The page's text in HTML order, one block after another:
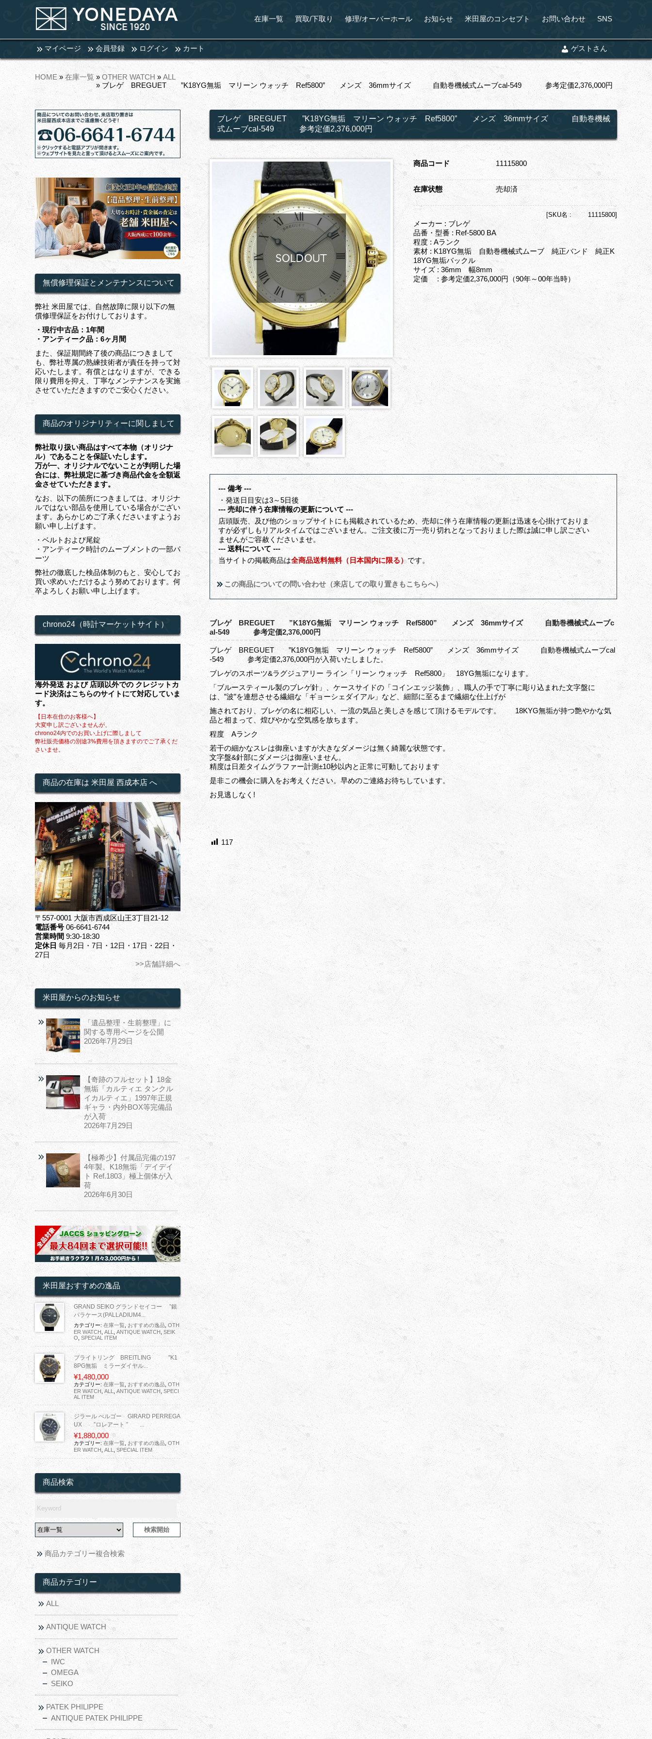
在庫一覧 買取/下取り 修理/オーバーホール お知らせ 米田屋のコンセプト お問い合わせ SNS
マイページ 会員登録 ログイン カート ゲストさん
HOME » 在庫一覧 » OTHER WATCH » ALL
» ブレゲ BREGUET ”K18YG無垢 マリーン ウォッチ Ref5800” メンズ 36mmサイズ 自動巻機械式ムーブcal-549 参考定価2,376,000円
ブレゲ BREGUET ”K18YG無垢 マリーン ウォッチ Ref5800” メンズ 36mmサイズ 自動巻機械
式ムーブcal-549 参考定価2,376,000円
商品コード 11115800
在庫状態 売却済
[SKU名 : 11115800]
メーカー : ブレゲ
品番・型番 : Ref-5800 BA
程度 : Aランク
素材 : K18YG無垢 自動巻機械式ムーブ 純正バンド 純正K
18YG無垢バックル
サイズ : 36mm 幅8mm
定価 : 参考定価2,376,000円（90年～00年当時）
--- 備考 ---
・発送日目安は3～5日後
--- 売却に伴う在庫情報の更新について ---
店頭販売、及び他のショップサイトにも掲載されているため、売却に伴う在庫情報の更新は迅速を心掛けておりま
すが必ずしもリアルタイムではございません。ご注文後に万一売り切れとなっておりました際は誠に申し訳ござい
ませんがご容赦くださいませ。
--- 送料について ---
当サイトの掲載商品は全商品送料無料（日本国内に限る） です。
この商品についての問い合わせ（来店しての取り置きもこちらへ）
ブレゲ BREGUET ”K18YG無垢 マリーン ウォッチ Ref5800” メンズ 36mmサイズ 自動巻機械式ムーブc
al-549 参考定価2,376,000円
ブレゲ BREGUET ”K18YG無垢 マリーン ウォッチ Ref5800” メンズ 36mmサイズ 自動巻機械式ムーブcal
-549 参考定価2,376,000円が入荷いたしました。
ブレゲのスポーツ&ラグジュアリー ライン「リーン ウォッチ Ref5800」 18YG無垢になります。
「ブルースティール製のブレゲ針」、ケースサイドの「コインエッジ装飾」、職人の手で丁寧に彫り込まれた文字盤に
は、”波”を連想させる繊細な「ギョーシェダイアル」など、細部に至るまで繊細な仕上げが
施されており、ブレゲの名に相応しい、一流の気品と美しさを感じて頂けるモデルです。 18KYG無垢が持つ艶やかな気
品と相まって、煌びやかな空気感を放ちます。
程度 Aランク
若干の細かなスレは御座いますが大きなダメージは無く綺麗な状態です。
文字盤&針部にダメージは御座いません。
精度は日差タイムグラファー計測±10秒以内と正常に可動しております
是非この機会に購入をお考えください。早めのご連絡お待ちしています。
お見逃しなく!
117
無償修理保証とメンテナンスについて
弊社 米田屋では、自然故障に限り以下の無
償修理保証をお付けしております。
・現行中古品：1年間
・アンティーク品：6ヶ月間
また、保証期間終了後の商品につきまして
も、弊社専属の熟練技術者が責任を持って対
応いたします。有償とはなりますが、できる
限り費用を抑え、丁寧なメンテナンスを実施
させていただきますのでご安心ください。
商品のオリジナリティーに関しまして
弊社取り扱い商品はすべて本物（オリジナ
ル）であることを保証いたします。
万が一、オリジナルでないことが判明した場
合には、弊社規定に基づき商品代金を全額返
金させていただきます。
なお、以下の箇所につきましては、オリジナ
ルではない部品を使用している場合がござい
ます。あらかじめご了承くださいますようお
願い申し上げます。
・ベルトおよび尾錠
・アンティーク時計のムーブメントの一部パ
ーツ
弊社の徹底した検品体制のもと、安心してお
買い求めいただけるよう努めております。何
卒よろしくお願い申し上げます。
chrono24（時計マーケットサイト）
海外発送 および 店頭以外での クレジットカ
ード決済はこちらのサイトにて対応していま
す。
【日本在住のお客様へ】
大変申し訳ございませんが、
chrono24内でのお買い上げに際しまして
弊社販売価格の別途3%費用を頂きますのでご了承くだ
さいませ。
商品の在庫は 米田屋 西成本店 へ
〒557-0001 大阪市西成区山王3丁目21-12
電話番号 06-6641-6744
営業時間 9:30-18:30
定休日 毎月2日・7日・12日・17日・22日・
27日
>>店舗詳細へ
米田屋からのお知らせ
「遺品整理・生前整理」に
関する専用ページを公開
2026年7月29日
【奇跡のフルセット】18金
無垢「カルティエ タンクル
イカルティエ」1997年正規
ギャラ・内外BOX等完備品
が入荷
2026年7月29日
【極希少】付属品完備の197
4年製。K18無垢「デイデイ
ト Ref.1803」極上個体が入
荷
2026年6月30日
米田屋おすすめの逸品
GRAND SEIKO グランドセイコー ”銀
パラケース(PALLADIUM4...
カテゴリー: 在庫一覧 おすすめの逸品 OTH
ER WATCH ALL ANTIQUE WATCH SEIK
O SPECIAL ITEM
ブライトリング BREITLING ”K1
8PG無垢 ミラーダイヤル...
¥1,480,000
カテゴリー: 在庫一覧 おすすめの逸品 OTH
ER WATCH ALL ANTIQUE WATCH SPECI
AL ITEM
ジラール ぺルゴー GIRARD PERREGA
UX ”ロレアート ” ...
¥1,880,000
カテゴリー:在庫一覧 おすすめの逸品 OTH
ER WATCH
ALL SPECIAL ITEM
商品検索
商品カテゴリー複合検索
商品カテゴリー
ALL
ANTIQUE WATCH
OTHER WATCH
IWC
OMEGA
SEIKO
PATEK PHILIPPE
ANTIQUE PATEK PHILIPPE